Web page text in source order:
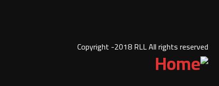
Copyright -2018 RLL All rights reserved